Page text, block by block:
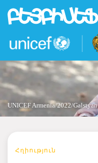
Skip
content
UNICEF Armenia/2022/Galstyan
Հղիություն